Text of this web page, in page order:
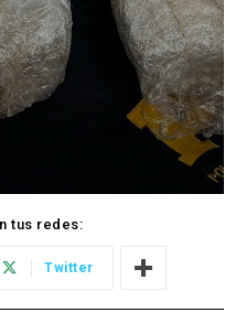
tus redes:
Twitter